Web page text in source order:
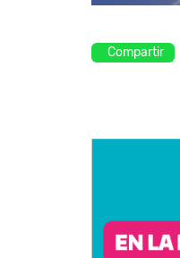
Compartir